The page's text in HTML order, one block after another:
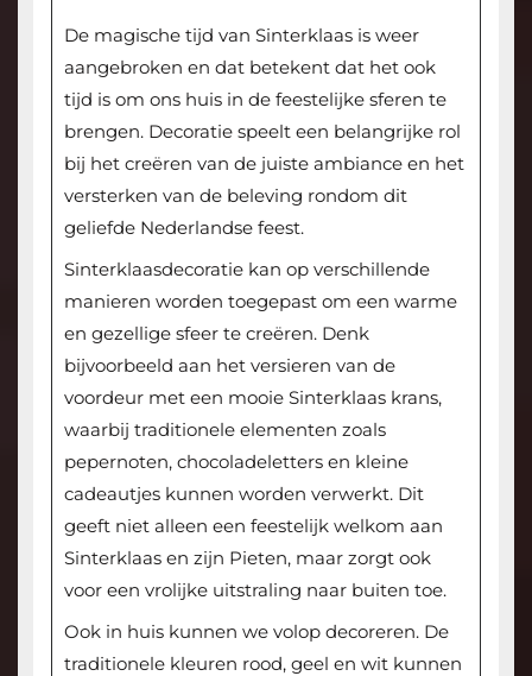
De magische tijd van Sinterklaas is weer
aangebroken en dat betekent dat het ook
tijd is om ons huis in de feestelijke sferen te
brengen. Decoratie speelt een belangrijke rol
bij het creëren van de juiste ambiance en het
versterken van de beleving rondom dit
geliefde Nederlandse feest.
Sinterklaasdecoratie kan op verschillende
manieren worden toegepast om een warme
en gezellige sfeer te creëren. Denk
bijvoorbeeld aan het versieren van de
voordeur met een mooie Sinterklaas krans,
waarbij traditionele elementen zoals
pepernoten, chocoladeletters en kleine
cadeautjes kunnen worden verwerkt. Dit
geeft niet alleen een feestelijk welkom aan
Sinterklaas en zijn Pieten, maar zorgt ook
voor een vrolijke uitstraling naar buiten toe.
Ook in huis kunnen we volop decoreren. De
traditionele kleuren rood, geel en wit kunnen